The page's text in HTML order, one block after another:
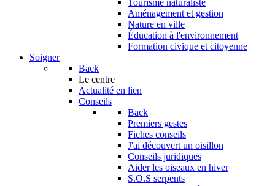
Tourisme naturaliste
Aménagement et gestion
Nature en ville
Éducation à l'environnement
Formation civique et citoyenne
Soigner
Back
Le centre
Actualité en lien
Conseils
Back
Premiers gestes
Fiches conseils
J'ai découvert un oisillon
Conseils juridiques
Aider les oiseaux en hiver
S.O.S serpents